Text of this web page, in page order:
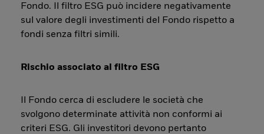
Fondo. Il filtro ESG può incidere negativamente
sul valore degli investimenti del Fondo rispetto a
fondi senza filtri simili.
Rischio associato al filtro ESG
Il Fondo cerca di escludere le società che
svolgono determinate attività non conformi ai
criteri ESG. Gli investitori devono pertanto